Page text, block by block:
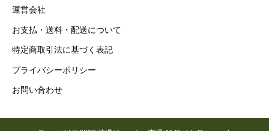
運営会社
お支払・送料・配送について
特定商取引法に基づく表記
プライバシーポリシー
お問い合わせ